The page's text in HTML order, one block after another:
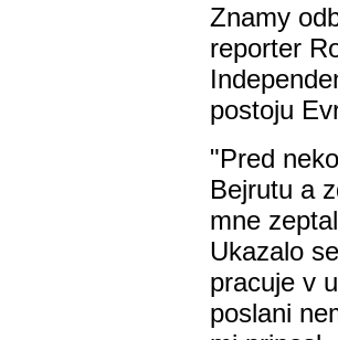
Znamy
reporter
postoju
"Pred
Bejrutu a
mne
Ukazalo
pracuje v
poslani